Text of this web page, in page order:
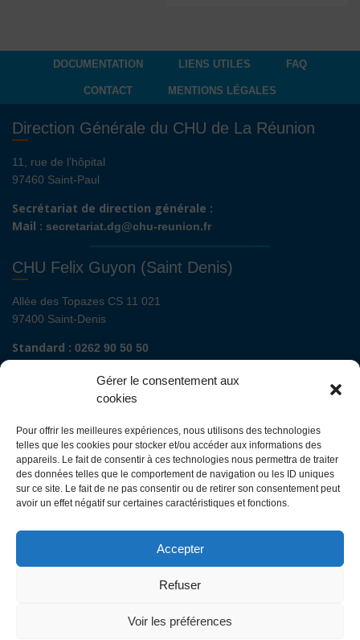
Gérer le consentement aux
cookies
Pour offrir les meilleures expériences, nous utilisons des technologies
telles que les cookies pour stocker et/ou accéder aux informations des
appareils. Le fait de consentir à ces technologies nous permettra de traiter
des données telles que le comportement de navigation ou les ID uniques
sur ce site. Le fait de ne pas consentir ou de retirer son consentement peut
avoir un effet négatif sur certaines caractéristiques et fonctions.
Accepter
Refuser
Voir les préférences
DOCUMENTATION LIENS UTILES FAQ
CONTACT MENTIONS LÉGALES
Direction Générale du CHU de La Réunion
11, rue de l’hôpital
97460 Saint-Paul
Secrétariat de direction générale :
Mail : secretariat.dg@chu-reunion.fr
CHU Felix Guyon (Saint Denis)
Allée des Topazes CS 11 021
97400 Saint-Denis
Standard : 0262 90 50 50
Renseignements admissions :
Secrétariat de direction de site :
direction.fguyon@chu-reunion.fr
CHU de La Réunion sites Sud (Saint-Pierre
- St Joseph - Le Tampon - St Louis - Cilaos)
Avenue François Mitterrand
BP 350
97448 Saint-Pierre Cedex
Secrétariat de direction des sites :